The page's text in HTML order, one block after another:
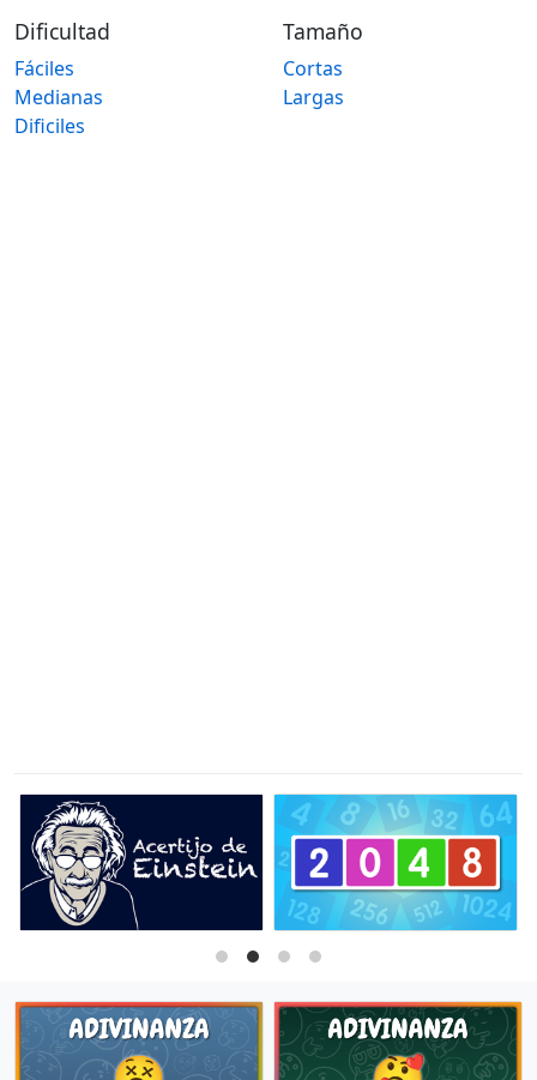
Dificultad
Fáciles
Medianas
Dificiles
Tamaño
Cortas
Largas